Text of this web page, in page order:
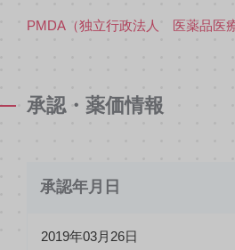
PMDA（独立行政法人 医薬品医
承認・薬価情報
承認年月日
2019年03月26日